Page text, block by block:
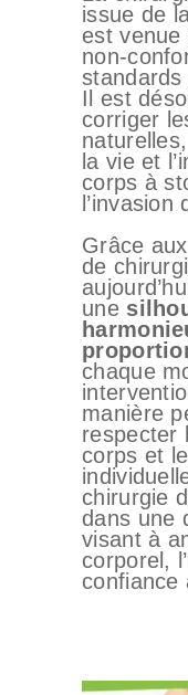
issue de
est
non-
standards
Il est
corriger
la vie et
corps à
l’invasion
Grâce
de
une
chaque
manière
respecter
corps et
chirurgie
dans une
visant à
corporel,
confiance